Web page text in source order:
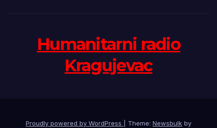
Humanitarni radio
Kragujevac
Proudly powered by WordPress Theme: Newsbulk by